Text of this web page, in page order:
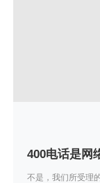
400电话是网
不是，我们所受理